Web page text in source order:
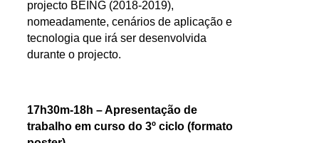
projecto BEING (2018-2019),
nomeadamente, cenários de aplicação e
tecnologia que irá ser desenvolvida
durante o projecto.
17h30m-18h – Apresentação de
trabalho em curso do 3º ciclo (formato